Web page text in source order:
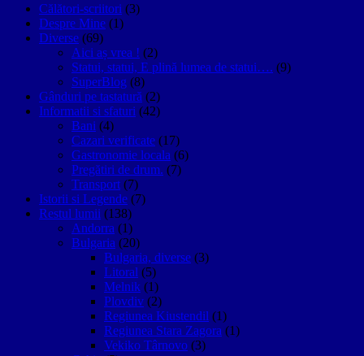
Călători-scriitori (3)
Despre Mine (1)
Diverse (69)
Aici aș vrea ! (2)
Statui, statui, E plină lumea de statui…. (9)
SuperBlog (8)
Gânduri pe tastatură (2)
Informatii si sfaturi (42)
Bani (4)
Cazari verificate (17)
Gastronomie locala (6)
Pregătiri de drum. (7)
Transport (7)
Istorii si Legende (7)
Restul lumii (138)
Andorra (1)
Bulgaria (20)
Bulgaria, diverse (3)
Litoral (5)
Melnik (1)
Plovdiv (2)
Regiunea Kiustendil (1)
Regiunea Stara Zagora (1)
Vekiko Târnovo (3)